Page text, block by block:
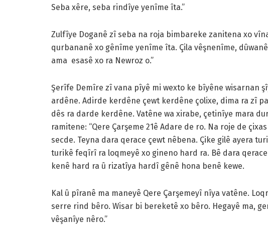
Seba xêre, seba rindîye yenîme îta.”
Zulfîye Doganê zî seba na roja bimbareke zanitena xo
qurbananê xo gênîme yenîme îta. Çila vêşnenîme,
ama esasê xo ra Newroz o.”
Şerîfe Demîre zî vana pîyê mi wexto ke bîyêne wisarnan
ardêne. Adirde kerdêne çewt kerdêne çolixe, dima ra zî
dês ra darde kerdêne. Vatêne wa xirabe, çetinîye mara
ramitene: “Qere Çarşeme 21ê Adare de ro. Na roje de
secde. Teyna dara qerace çewt nêbena. Çike gilê ayera
turikê feqîrî ra loqmeyê xo gineno hard ra. Bê dara
kenê hard ra û rizatîya hardî gênê hona benê kewe.
Kal û pîranê ma maneyê Qere Çarşemeyî nîya vatêne.
serre rind bêro. Wisar bi bereketê xo bêro. Hegayê ma,
vêşanîye nêro.”